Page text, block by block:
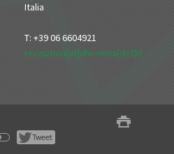
Italia
T: +39 06 6604921
reception[at]dhi-roma[dot]it